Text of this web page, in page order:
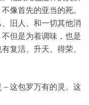
像首先的亚当的死。
旧人、和一切其他消
但是为着调味，也是
复活、升天、得荣、
这包罗万有的灵。这